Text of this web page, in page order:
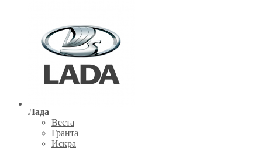
Лада
Веста
Гранта
Искра